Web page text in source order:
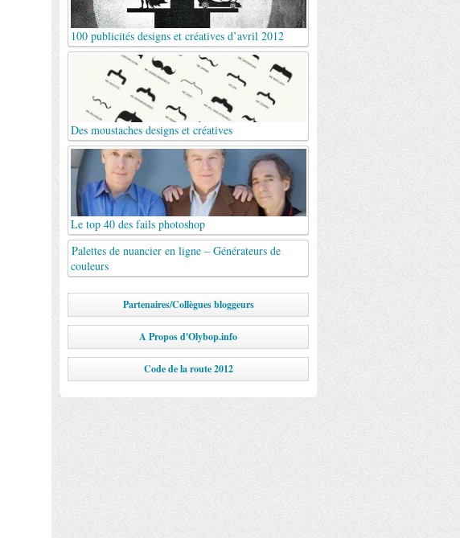
100 publicités designs et créatives d’avril 2012
Des moustaches designs et créatives
Le top 40 des fails photoshop
Palettes de nuancier en ligne – Générateurs de
couleurs
Partenaires/Collègues bloggeurs
A Propos d'Olybop.info
Code de la route 2012